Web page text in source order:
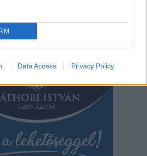
Data Access Privacy Policy